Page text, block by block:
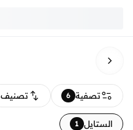
تصفية 6 تصنيف
الستايل 1